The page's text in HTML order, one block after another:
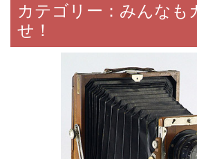
カテゴリー：みんなも
せ！